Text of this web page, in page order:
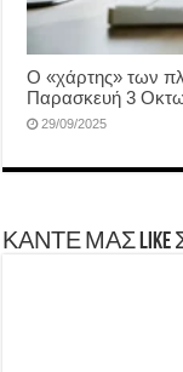
Ο «χάρτης» των
Παρασκευή 3
29/09/2025
ΚΑΝΤΕ ΜΑΣ LIKE